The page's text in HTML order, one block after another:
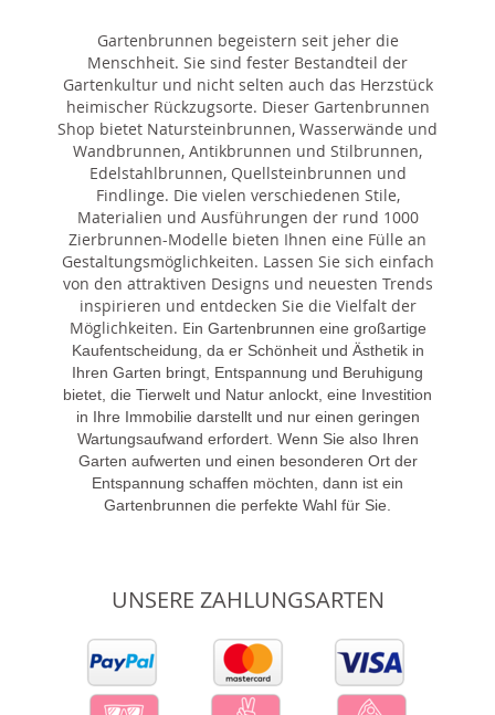
Gartenbrunnen begeistern seit jeher die
Menschheit. Sie sind fester Bestandteil der
Gartenkultur und nicht selten auch das Herzstück
heimischer Rückzugsorte. Dieser Gartenbrunnen
Shop bietet Natursteinbrunnen, Wasserwände und
Wandbrunnen, Antikbrunnen und Stilbrunnen,
Edelstahlbrunnen, Quellsteinbrunnen und
Findlinge. Die vielen verschiedenen Stile,
Materialien und Ausführungen der rund 1000
Zierbrunnen-Modelle bieten Ihnen eine Fülle an
Gestaltungsmöglichkeiten. Lassen Sie sich einfach
von den attraktiven Designs und neuesten Trends
inspirieren und entdecken Sie die Vielfalt der
Möglichkeiten. Ein Gartenbrunnen eine großartige
Kaufentscheidung, da er Schönheit und Ästhetik in
Ihren Garten bringt, Entspannung und Beruhigung
bietet, die Tierwelt und Natur anlockt, eine Investition
in Ihre Immobilie darstellt und nur einen geringen
Wartungsaufwand erfordert. Wenn Sie also Ihren
Garten aufwerten und einen besonderen Ort der
Entspannung schaffen möchten, dann ist ein
Gartenbrunnen die perfekte Wahl für Sie.
UNSERE ZAHLUNGSARTEN